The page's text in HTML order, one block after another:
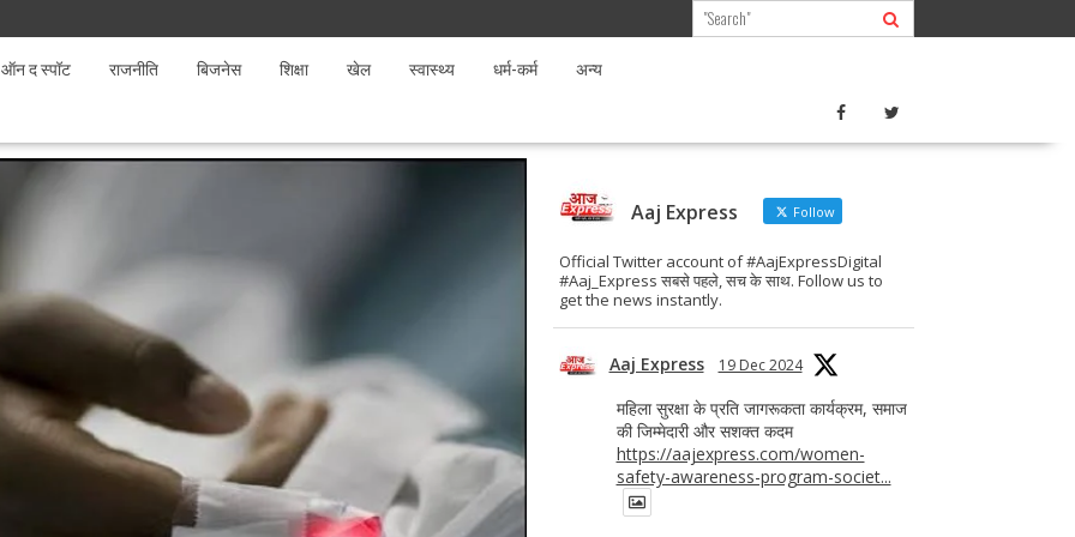
ऑन द स्पॉट राजनीति बिजनेस शिक्षा खेल स्वास्थ्य धर्म-कर्म अन्य
Aaj Express Follow
Official Twitter account of #AajExpressDigital
#Aaj_Express सबसे पहले, सच के साथ. Follow us to
get the news instantly.
Aaj Express 19 Dec 2024
महिला सुरक्षा के प्रति जागरूकता कार्यक्रम, समाज
की जिम्मेदारी और सशक्त कदम
https://aajexpress.com/women-
safety-awareness-program-societ...